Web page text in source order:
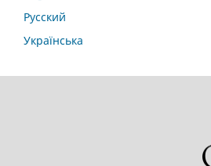
Русский
Українська